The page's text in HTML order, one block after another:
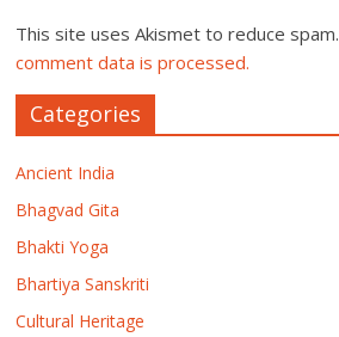
This site uses Akismet to reduce spam.
comment data is processed.
Categories
Ancient India
Bhagvad Gita
Bhakti Yoga
Bhartiya Sanskriti
Cultural Heritage